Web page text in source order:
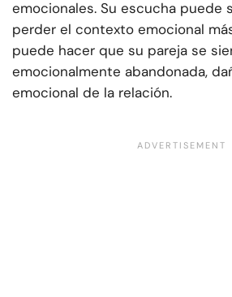
emocionales. Su escucha puede
perder el contexto emocional
puede hacer que su pareja se
emocionalmente abandonada,
emocional de la relación.